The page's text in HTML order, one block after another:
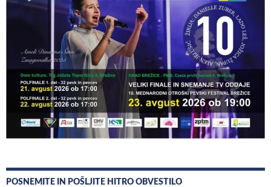
POSNEMITE IN POŠLJITE HITRO OBVESTILO